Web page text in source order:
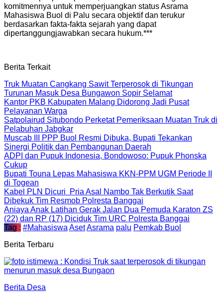
komitmennya untuk memperjuangkan status Asrama
Mahasiswa Buol di Palu secara objektif dan terukur
berdasarkan fakta-fakta sejarah yang dapat
dipertanggungjawabkan secara hukum.***
Berita Terkait
Truk Muatan Cangkang Sawit Terperosok di Tikungan
Turunan Masuk Desa Bungawon Sopir Selamat
Kantor PKB Kabupaten Malang Didorong Jadi Pusat
Pelayanan Warga
Satpolairud Situbondo Perketat Pemeriksaan Muatan Truk di
Pelabuhan Jabgkar
Muscab III PPP Buol Resmi Dibuka, Bupati Tekankan
Sinergi Politik dan Pembangunan Daerah
ADPI dan Pupuk Indonesia, Bondowoso: Pupuk Phonska
Cukup
Bupati Touna Lepas Mahasiswa KKN-PPM UGM Periode II
di Togean
Kabel PLN Dicuri Pria Asal Nambo Tak Berkutik Saat
Dibekuk Tim Resmob Polresta Banggai
Aniaya Anak Latihan Gerak Jalan Dua Pemuda Karaton ZS
(22) dan RP (17) Diciduk Tim URC Polresta Banggai
Tag : #Mahasiswa AsetAsrama palu Pemkab Buol
Berita Terbaru
Berita Desa